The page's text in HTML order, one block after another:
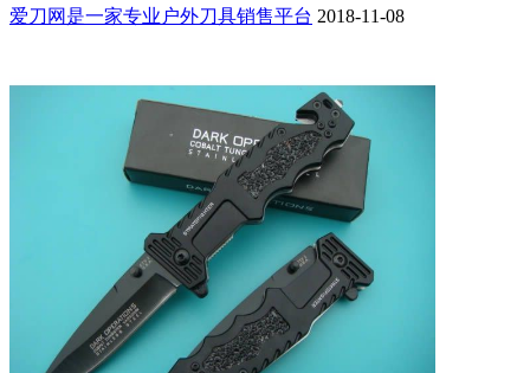
爱刀网是一家专业户外刀具销售平台 2018-11-08